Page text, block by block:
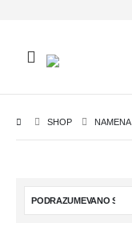
SHOP NAMENA